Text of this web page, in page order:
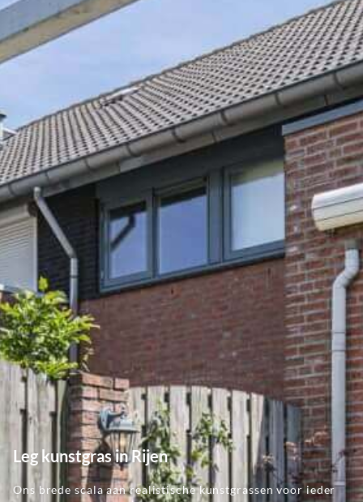
Leg kunstgras in Rijen
Ons brede scala aan realistische kunstgrassen voor ieder